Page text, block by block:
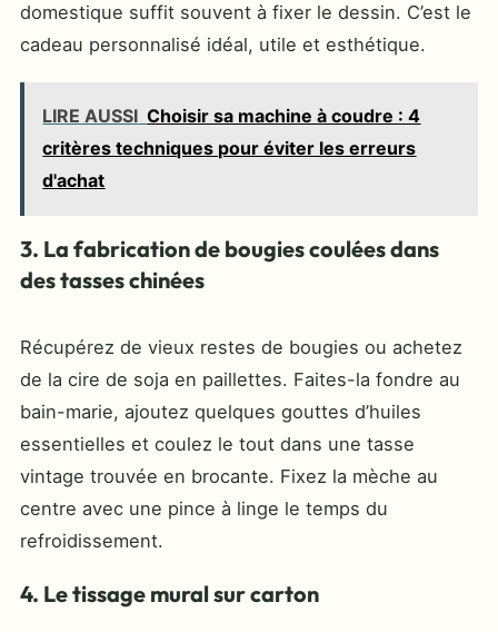
domestique suffit souvent à fixer le dessin. C’est le
cadeau personnalisé idéal, utile et esthétique.
LIRE AUSSI Choisir sa machine à coudre : 4
critères techniques pour éviter les erreurs
d'achat
3. La fabrication de bougies coulées dans
des tasses chinées
Récupérez de vieux restes de bougies ou achetez
de la cire de soja en paillettes. Faites-la fondre au
bain-marie, ajoutez quelques gouttes d’huiles
essentielles et coulez le tout dans une tasse
vintage trouvée en brocante. Fixez la mèche au
centre avec une pince à linge le temps du
refroidissement.
4. Le tissage mural sur carton